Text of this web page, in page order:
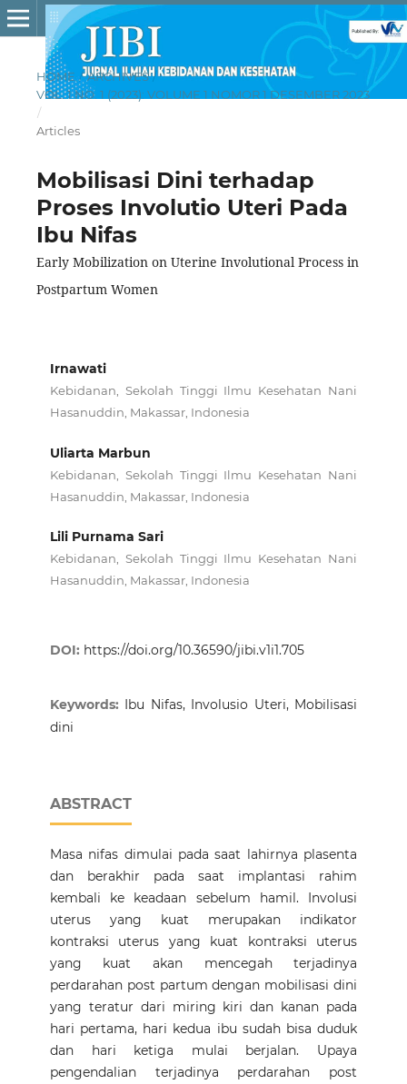
HOME / ARCHIVES /
VOL. 1 NO. 1 (2023): VOLUME 1 NOMOR 1 DESEMBER 2023
/
Articles
Mobilisasi Dini terhadap
Proses Involutio Uteri Pada
Ibu Nifas
Early Mobilization on Uterine Involutional Process in
Postpartum Women
Irnawati
Kebidanan, Sekolah Tinggi Ilmu Kesehatan Nani
Hasanuddin, Makassar, Indonesia
Uliarta Marbun
Kebidanan, Sekolah Tinggi Ilmu Kesehatan Nani
Hasanuddin, Makassar, Indonesia
Lili Purnama Sari
Kebidanan, Sekolah Tinggi Ilmu Kesehatan Nani
Hasanuddin, Makassar, Indonesia
DOI: https://doi.org/10.36590/jibi.v1i1.705
Keywords: Ibu Nifas, Involusio Uteri, Mobilisasi
dini
ABSTRACT
Masa nifas dimulai pada saat lahirnya plasenta
dan berakhir pada saat implantasi rahim
kembali ke keadaan sebelum hamil. Involusi
uterus yang kuat merupakan indikator
kontraksi uterus yang kuat kontraksi uterus
yang kuat akan mencegah terjadinya
perdarahan post partum dengan mobilisasi dini
yang teratur dari miring kiri dan kanan pada
hari pertama, hari kedua ibu sudah bisa duduk
dan hari ketiga mulai berjalan. Upaya
pengendalian terjadinya perdarahan post